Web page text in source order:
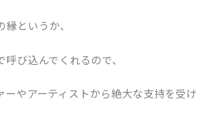
というか、
び込んでくれるので、
ーやアーティストから絶大な支持を受け